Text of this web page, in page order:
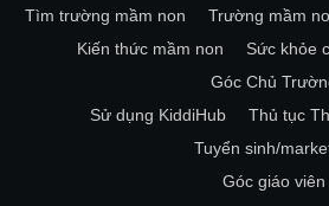
Tìm trường mầm non
Trường mầm
Kiến thức mầm non
Sức khỏe
Góc Chủ
Sử dụng KiddiHub
Thủ tục
Tuyển sinh/
Góc giáo viên